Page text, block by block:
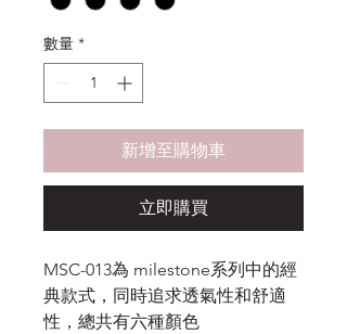
數量 *
新增至購物車
立即購買
MSC-013為 milestone系列中的經
典款式，同時追求透氣性和舒適
性，總共有六種顏色